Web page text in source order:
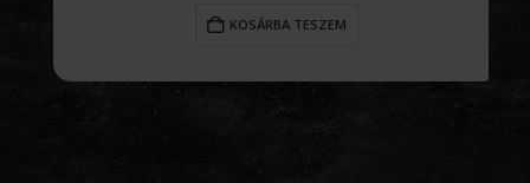
KOSÁRBA TESZEM